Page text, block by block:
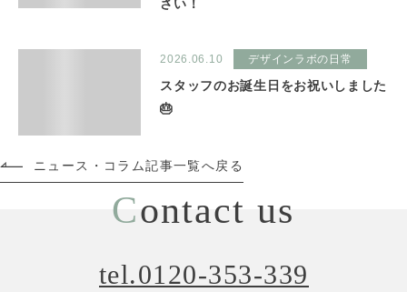
さい！
2026.06.10 デザインラボの日常
スタッフのお誕生日をお祝いしました
🎂
ニュース・コラム記事一覧へ戻る
Contact us
tel.0120-353-339